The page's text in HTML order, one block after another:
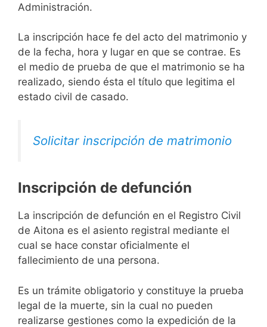
Administración.
La inscripción hace fe del acto del matrimonio y
de la fecha, hora y lugar en que se contrae. Es
el medio de prueba de que el matrimonio se ha
realizado, siendo ésta el título que legitima el
estado civil de casado.
Solicitar inscripción de matrimonio
Inscripción de defunción
La inscripción de defunción en el Registro Civil
de Aitona es el asiento registral mediante el
cual se hace constar oficialmente el
fallecimiento de una persona.
Es un trámite obligatorio y constituye la prueba
legal de la muerte, sin la cual no pueden
realizarse gestiones como la expedición de la